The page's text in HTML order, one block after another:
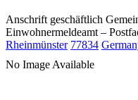
Anschrift geschäftlich
Einwohnermeldeamt –
Rheinmünster 77834
No Image Available